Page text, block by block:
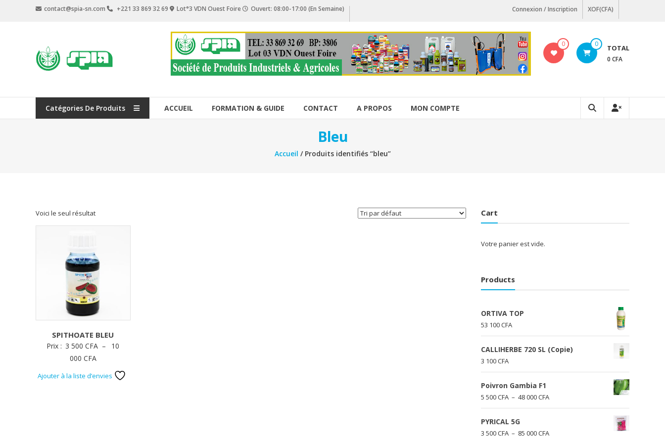
contact@spia-sn.com +221 33 869 32 69 Lot°3 VDN Ouest Foire Ouvert: 08:00-17:00 (En Semaine) Connexion / Inscription XOF(CFA)
SPIA
Société
Industriels
0 0 TOTAL
0 CFA
Catégories De Produits ACCUEIL FORMATION & GUIDE CONTACT A PROPOS MON COMPTE
Bleu
Accueil / Produits identifiés “bleu”
Voici le seul résultat
SPITHOATE BLEU
Prix : 3 500CFA –
10
000 CFAPlage
Ajouter à la liste d’envies
Cart
Votre panier est vide.
Products
ORTIVA TOP
53 100CFA
CALLIHERBE 720 SL (Copie)
3 100CFA
Poivron Gambia F1
5 500CFA – 48 000CFAPlage
de
PYRICAL 5G
3 500CFA – 85 000CFAPlage